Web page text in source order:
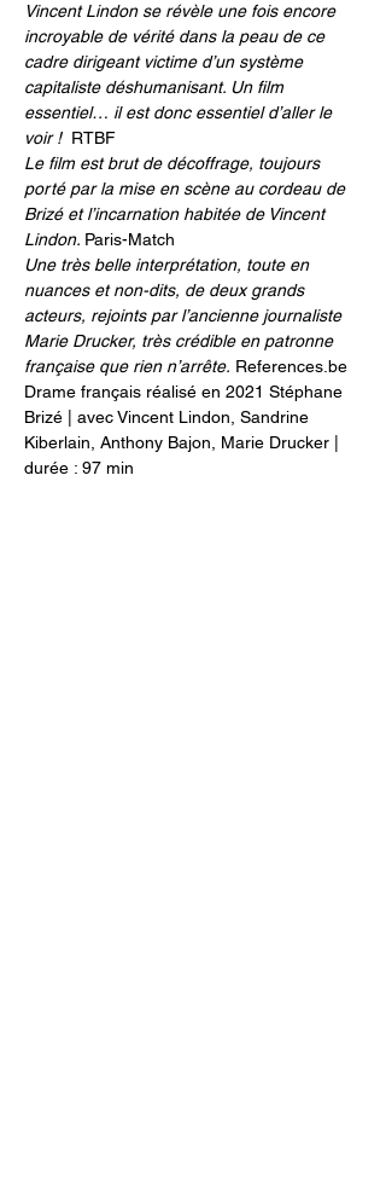
Vincent Lindon se révèle une fois encore
incroyable de vérité dans la peau de ce
cadre dirigeant victime d’un système
capitaliste déshumanisant. Un film
essentiel… il est donc essentiel d’aller le
voir ! RTBF
Le film est brut de décoffrage, toujours
porté par la mise en scène au cordeau de
Brizé et l’incarnation habitée de Vincent
Lindon. Paris-Match
Une très belle interprétation, toute en
nuances et non-dits, de deux grands
acteurs, rejoints par l’ancienne journaliste
Marie Drucker, très crédible en patronne
française que rien n’arrête. References.be
Drame français réalisé en 2021 Stéphane
Brizé | avec Vincent Lindon, Sandrine
Kiberlain, Anthony Bajon, Marie Drucker |
durée : 97 min